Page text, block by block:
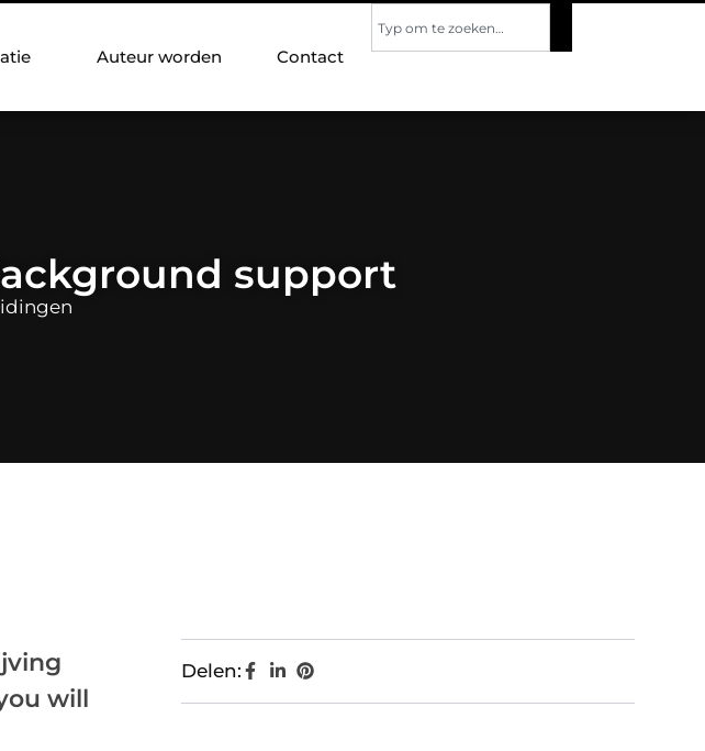
Auteur worden Contact
support
will
Delen: